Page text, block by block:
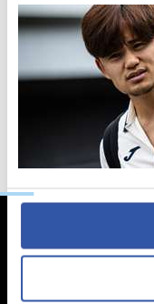
Preferences